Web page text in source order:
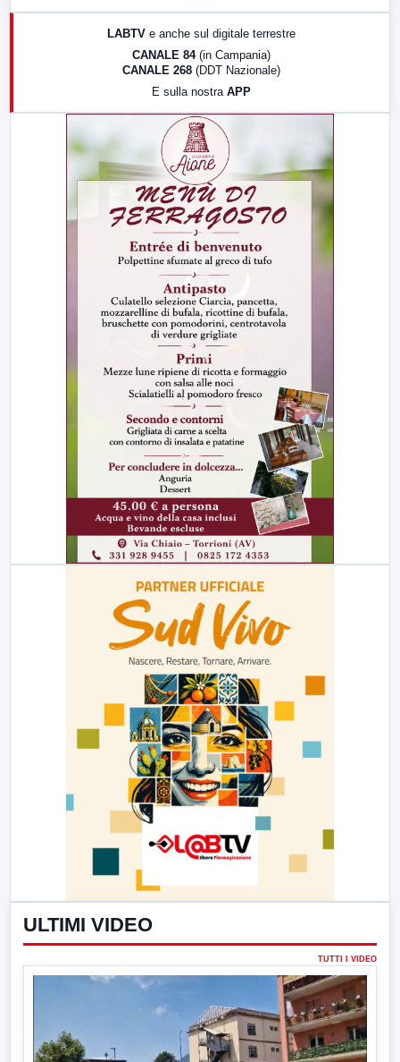
17:00 LabNews (replica)
LABTV e anche sul digitale terrestre
CANALE 84 (in Campania)
CANALE 268 (DDT Nazionale)
E sulla nostra APP
ULTIMI VIDEO
TUTTI I VIDEO